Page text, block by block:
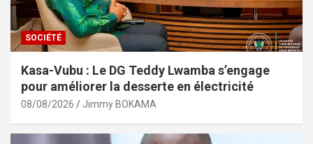
SOCIÉTÉ
Kasa-Vubu : Le DG Teddy Lwamba s’engage
pour améliorer la desserte en électricité
08/08/2026 Jimmy BOKAMA